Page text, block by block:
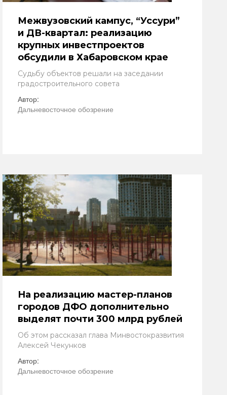
Межвузовский кампус, “Уссури”
и ДВ-квартал: реализацию
крупных инвестпроектов
обсудили в Хабаровском крае
Судьбу объектов решали на заседании
градостроительного совета
Автор:
Дальневосточное обозрение
На реализацию мастер-планов
городов ДФО дополнительно
выделят почти 300 млрд рублей
Об этом рассказал глава Минвостокразвития
Алексей Чекунков
Автор:
Дальневосточное обозрение